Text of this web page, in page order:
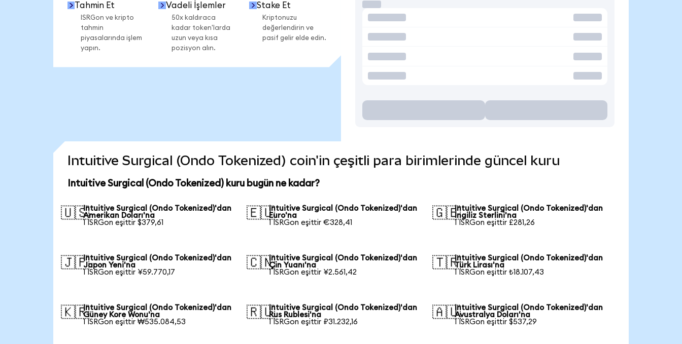
Tahmin Et
ISRGon ve kripto
tahmin
piyasalarında işlem
yapın.
Vadeli İşlemler
50x kaldıraca
kadar token'larda
uzun veya kısa
pozisyon alın.
Stake Et
Kriptonuzu
değerlendirin ve
pasif gelir elde edin.
Intuitive Surgical (Ondo Tokenized) coin'in çeşitli para birimlerinde güncel kuru
Intuitive Surgical (Ondo Tokenized) kuru bugün ne kadar?
🇺🇸Intuitive Surgical (Ondo Tokenized)'dan
Amerikan Doları'na
1 ISRGon eşittir $379,61
🇪🇺Intuitive Surgical (Ondo Tokenized)'dan
Euro'na
1 ISRGon eşittir €328,41
🇬🇧Intuitive Surgical (Ondo Tokenized)'dan
İngiliz Sterlini'na
1 ISRGon eşittir £281,26
🇯🇵Intuitive Surgical (Ondo Tokenized)'dan
Japon Yeni'na
1 ISRGon eşittir ¥59.770,17
🇨🇳Intuitive Surgical (Ondo Tokenized)'dan
Çin Yuanı'na
1 ISRGon eşittir ¥2.561,42
🇹🇷Intuitive Surgical (Ondo Tokenized)'dan
Türk Lirası'na
1 ISRGon eşittir ₺18.107,43
🇰🇷Intuitive Surgical (Ondo Tokenized)'dan
Güney Kore Wonu'na
1 ISRGon eşittir ₩535.084,53
🇷🇺Intuitive Surgical (Ondo Tokenized)'dan
Rus Rublesi'na
1 ISRGon eşittir ₽31.232,16
🇦🇺Intuitive Surgical (Ondo Tokenized)'dan
Avustralya Doları'na
1 ISRGon eşittir $537,29